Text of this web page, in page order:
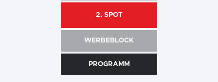
2. SPOT
WERBEBLOCK
PROGRAMM